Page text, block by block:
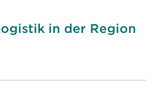
in der Region